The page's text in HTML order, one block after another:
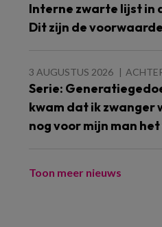
Interne zwarte lijst in
Dit zijn de
3 AUGUSTUS 2026
Serie:
kwam dat ik zwanger
nog voor mijn man het
Toon meer nieuws